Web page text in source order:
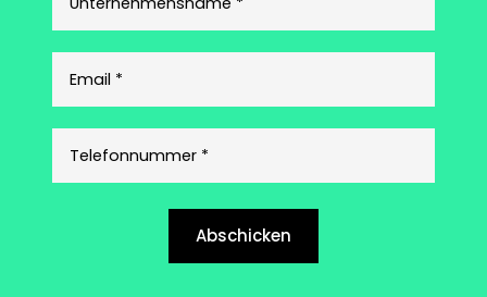
Abschicken